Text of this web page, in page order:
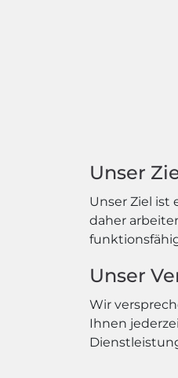
Unser
Unser Ziel ist
daher
Unser
Wir
Ihnen